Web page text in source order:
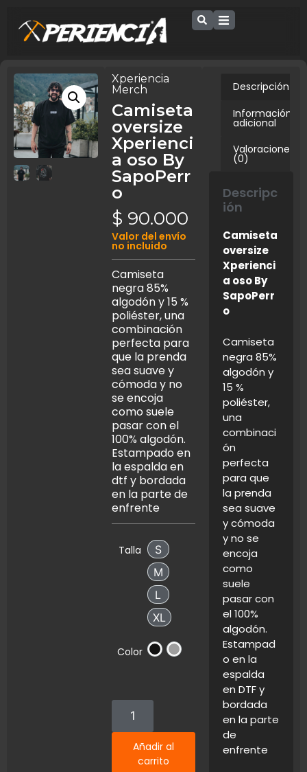
Xperiencia
Merch
Camiseta
oversize
Xperienci
a oso By
SapoPerr
o
$ 90.000
Valor del envío
no incluido
Camiseta
negra 85%
algodón y 15 %
poliéster, una
combinación
perfecta para
que la prenda
sea suave y
cómoda y no
se encoja
como suele
pasar con el
100% algodón.
Estampado en
la espalda en
dtf y bordada
en la parte de
enfrente
Talla S
S
M
M
L
L
XL
XL
Color
NegroGris
Añadir al
carrito
Descripción
Información
adicional
Valoraciones
(0)
Descripc
ión
Camiseta
oversize
Xperienci
a oso By
SapoPerr
o
Camiseta
negra 85%
algodón y
15 %
poliéster,
una
combinaci
ón
perfecta
para que
la prenda
sea suave
y cómoda
y no se
encoja
como
suele
pasar con
el 100%
algodón.
Estampad
o en la
espalda
en DTF y
bordada
en la parte
de
enfrente